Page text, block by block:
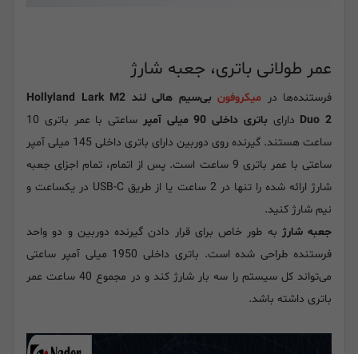
عمر طولانی باتری، جعبه شارژ
فرستنده‌ها در میکروفون
بی‌سیم هالی لند Hollyland Lark M2
Duo 2 دارای باتری داخلی 90 میلی آمپر
ساعتی با عمر باتری 10
ساعت هستند. گیرنده روی دوربین دارای باتری داخلی 145 میلی آمپر
ساعتی با عمر باتری 9 ساعت است. پس از اتمام، تمام اجزای جعبه
شارژ ارائه شده را تنها در 2 ساعت یا از طریق USB-C در یکساعت و
نیم شارژ کنید.
جعبه شارژ به طور خاص برای قرار دادن گیرنده دوربین و دو واحد
فرستنده طراحی شده است. باتری داخلی 1950 میلی آمپر ساعتی
می‌تواند کل سیستم را سه بار شارژ کند و در مجموع 40 ساعت عمر
باتری داشته باشد.